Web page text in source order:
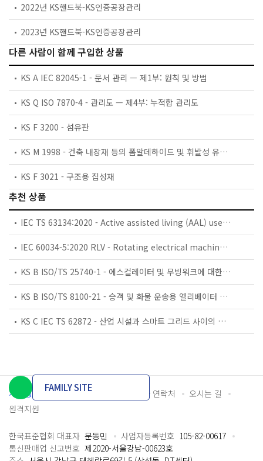
2022년 KS핸드북-KS인증공장관리
2023년 KS핸드북-KS인증공장관리
다른 사람이 함께 구입한 상품
KS A IEC 82045-1 - 문서 관리 — 제1부: 원칙 및 방법
KS Q ISO 7870-4 - 관리도 — 제4부: 누적합 관리도
KS F 3200 - 섬유판
KS M 1998 - 건축 내장재 등의 폼알데하이드 및 휘발성 유기화합물 방출량 측정
KS F 3021 - 구조용 집성재
추천 상품
IEC TS 63134:2020 - Active assisted living (AAL) use cases
IEC 60034-5:2020 RLV - Rotating electrical machines - Part 5: Degrees of protection provided by the integral design of rotating electrical machines (IP code) - Classification
KS B ISO/TS 25740-1 - 에스컬레이터 및 무빙워크에 대한 안전요건 — 제1부: 세계공통 필수 안전요건(GESRs)
KS B ISO/TS 8100-21 - 승객 및 화물 운송용 엘리베이터 —제21부: 세계공통 필수안전요건(GESRs)을 충족하는 세계공통 안전 파라미터(GSPs)
KS C IEC TS 62872 - 산업 시설과 스마트 그리드 사이의 산업 공정 측정, 제어 및 자동화 시스템 인터페이스
개인정보처리방침 이용약관 담당자 연락처
오시는 길
원격지원
FAMILY SITE
한국표준협회 대표자 문동민 사업자등록번호 105-82-00617
통신판매업 신고번호 제2020-서울강남-00623호